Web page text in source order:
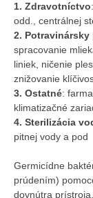
1. Zdravotníctvo
odd., centrálnej
2. Potravinársky
spracovanie
liniek, ničenie
znižovanie
3. Ostatné:
klimatizačné
4. Sterilizácia
pitnej vody a pod
Germicídne
prúdením)
dovnútra